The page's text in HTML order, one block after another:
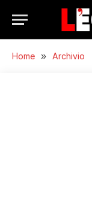
Home » Archivio